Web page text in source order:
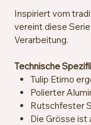
Inspiriert vom
vereint diese
Verarbeitung.
Technische
Tulip Etimo
Polierter
Rutschfester
Die Grösse ist